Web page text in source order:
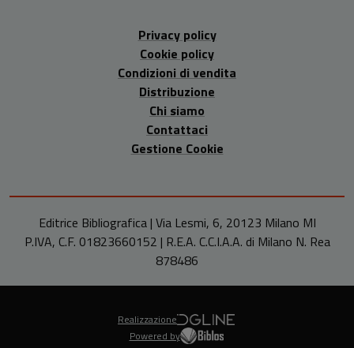
Privacy policy
Cookie policy
Condizioni di vendita
Distribuzione
Chi siamo
Contattaci
Gestione Cookie
Editrice Bibliografica | Via Lesmi, 6, 20123 Milano MI
P.IVA, C.F. 01823660152 | R.E.A. C.C.I.A.A. di Milano N. Rea
878486
Realizzazione
Powered by